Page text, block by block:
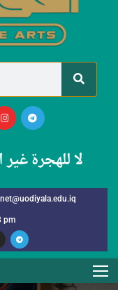
لا للهجرة
pm